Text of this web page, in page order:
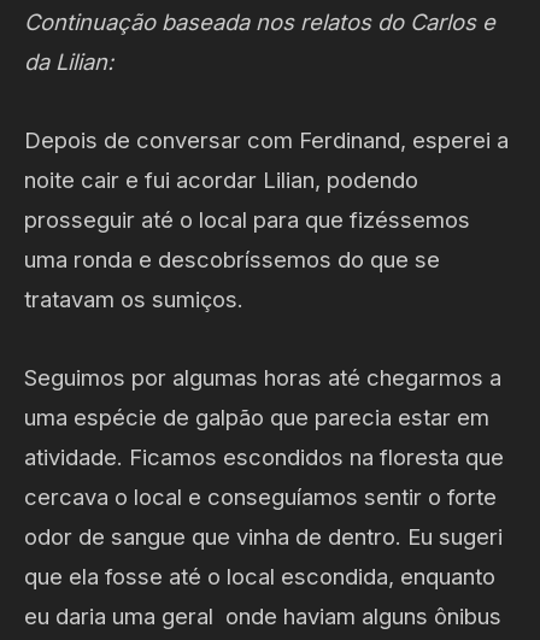
Continuação baseada nos relatos do Carlos e
da Lilian:
Depois de conversar com Ferdinand, esperei a
noite cair e fui acordar Lilian, podendo
prosseguir até o local para que fizéssemos
uma ronda e descobríssemos do que se
tratavam os sumiços.
Seguimos por algumas horas até chegarmos a
uma espécie de galpão que parecia estar em
atividade. Ficamos escondidos na floresta que
cercava o local e conseguíamos sentir o forte
odor de sangue que vinha de dentro. Eu sugeri
que ela fosse até o local escondida, enquanto
eu daria uma geral onde haviam alguns ônibus